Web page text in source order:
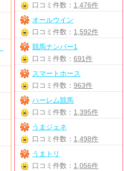
口コミ件数： 1,476件
オールウイン
口コミ件数： 1,592件
競馬ナンバー1
口コミ件数：691件
スマートホース
口コミ件数：963件
ハーレム競馬
口コミ件数： 1,395件
うまジェネ
口コミ件数： 1,498件
うまトリ
口コミ件数： 1,056件